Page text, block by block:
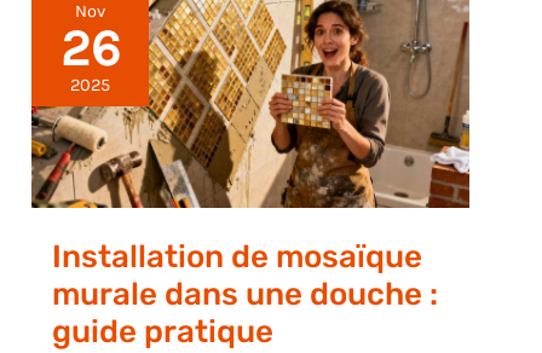
Nov
26
2025
Installation de mosaïque
murale dans une douche :
guide pratique